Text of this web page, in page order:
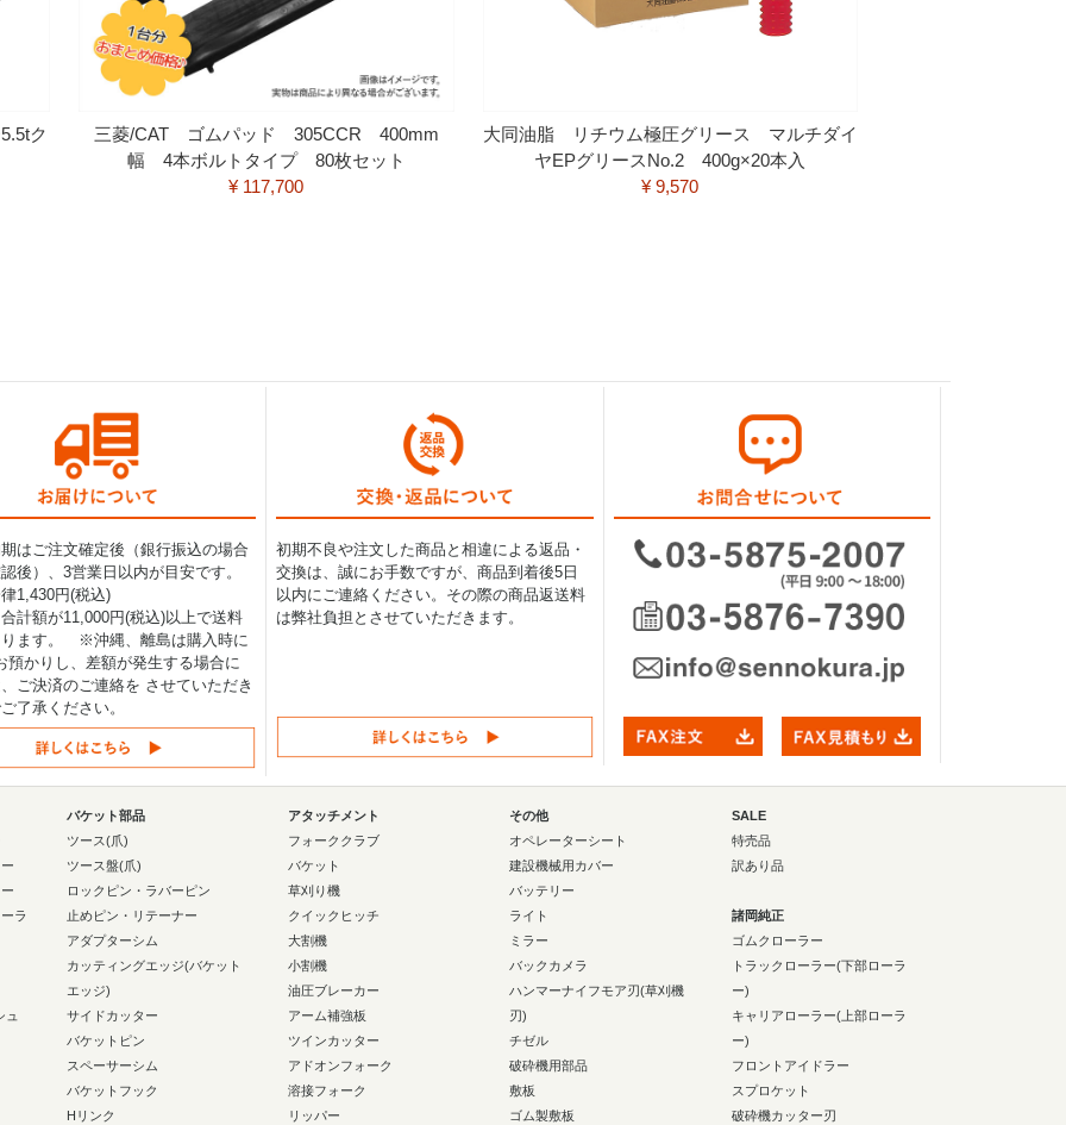
ク
三菱/CAT ゴムパッド 305CCR 400mm
幅 4本ボルトタイプ 80枚セット
¥ 117,700
大同油脂 リチウム極圧グリース マルチダイ
ヤEPグリースNo.2 400g×20本入
¥ 9,570
はご注文確定後（銀行振込の場合
後）、3営業日以内が目安です。
1,430円(税込)
計額が11,000円(税込)以上で送料
ります。 ※沖縄、離島は購入時に
預かりし、差額が発生する場合に
ご決済のご連絡を させていただき
了承ください。
初期不良や注文した商品と相違による返品・
交換は、誠にお手数ですが、商品到着後5日
以内にご連絡ください。その際の商品返送料
は弊社負担とさせていただきます。
ラ
ュ
バケット部品
ツース(爪)
ツース盤(爪)
ロックピン・ラバーピン
止めピン・リテーナー
アダプターシム
カッティングエッジ(バケット
エッジ)
サイドカッター
バケットピン
スペーサーシム
バケットフック
Hリンク
アタッチメント
フォーククラブ
バケット
草刈り機
クイックヒッチ
大割機
小割機
油圧ブレーカー
アーム補強板
ツインカッター
アドオンフォーク
溶接フォーク
リッパー
その他
オペレーターシート
建設機械用カバー
バッテリー
ライト
ミラー
バックカメラ
ハンマーナイフモア刃(草刈機
刃)
チゼル
破砕機用部品
敷板
ゴム製敷板
SALE
特売品
訳あり品
諸岡純正
ゴムクローラー
トラックローラー(下部ローラ
ー)
キャリアローラー(上部ローラ
ー)
フロントアイドラー
スプロケット
破砕機カッター刃